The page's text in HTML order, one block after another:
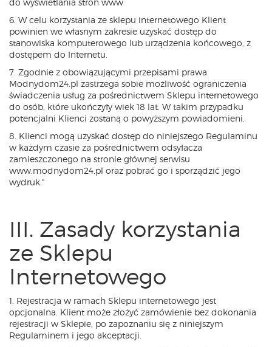
do wyświetlania stron www
6. W celu korzystania ze sklepu internetowego Klient
powinien we własnym zakresie uzyskać dostęp do
stanowiska komputerowego lub urządzenia końcowego, z
dostępem do Internetu.
7. Zgodnie z obowiązującymi przepisami prawa
Modnydom24.pl zastrzega sobie możliwość ograniczenia
świadczenia usług za pośrednictwem Sklepu internetowego
do osób, które ukończyły wiek 18 lat. W takim przypadku
potencjalni Klienci zostaną o powyższym powiadomieni.
8. Klienci mogą uzyskać dostęp do niniejszego Regulaminu
w każdym czasie za pośrednictwem odsyłacza
zamieszczonego na stronie głównej serwisu
www.modnydom24.pl oraz pobrać go i sporządzić jego
wydruk."
III. Zasady korzystania
ze Sklepu
Internetowego
1. Rejestracja w ramach Sklepu internetowego jest
opcjonalna. Klient może złożyć zamówienie bez dokonania
rejestracji w Sklepie, po zapoznaniu się z niniejszym
Regulaminem i jego akceptacji.